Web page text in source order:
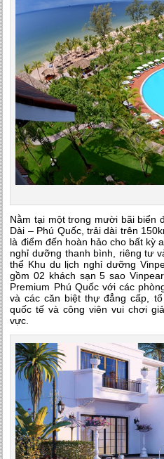
Nằm tại một trong mười bãi biển
Dài – Phú Quốc, trải dài trên
là điểm đến hoàn hảo cho bất kỳ
nghỉ dưỡng thanh bình, riêng tư
thể Khu du lịch nghỉ dưỡng
gồm 02 khách sạn 5 sao
Premium Phú Quốc với các
và các căn biệt thự đẳng cấp,
quốc tế và công viên vui chơi
vực.